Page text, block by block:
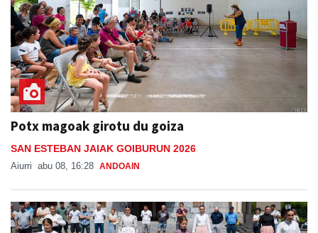
Potx magoak girotu du goiza
SAN ESTEBAN JAIAK GOIBURUN 2026
Aiurri abu 08, 16:28 ANDOAIN